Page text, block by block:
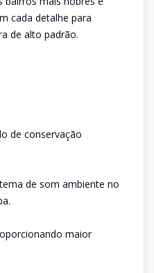
cada detalhe para
de alto padrão.
de conservação
de som ambiente no
maior